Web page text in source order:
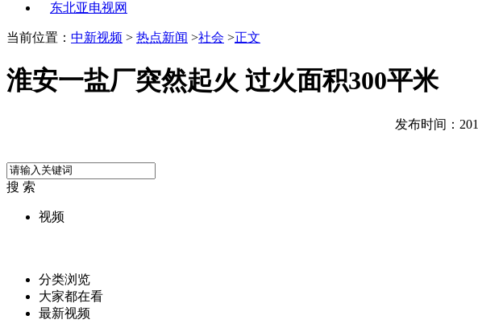
东北亚电视网
当前位置： 中新视频 > 热点新闻 >社会 >正文
淮安一盐厂突然起火 过火面积300平米
发布时间：
搜 索
视频
分类浏览
大家都在看
最新视频